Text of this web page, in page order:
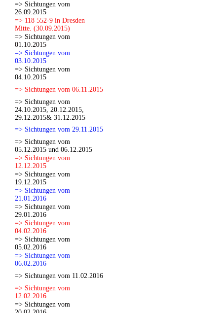
=> Sichtungen vom
26.09.2015
=> 118 552-9 in Dresden
Mitte. (30.09.2015)
=> Sichtungen vom
01.10.2015
=> Sichtungen vom
03.10.2015
=> Sichtungen vom
04.10.2015
=> Sichtungen vom 06.11.2015
=> Sichtungen vom
24.10.2015, 20.12.2015,
29.12.2015& 31.12.2015
=> Sichtungen vom 29.11.2015
=> Sichtungen vom
05.12.2015 und 06.12.2015
=> Sichtungen vom
12.12.2015
=> Sichtungen vom
19.12.2015
=> Sichtungen vom
21.01.2016
=> Sichtungen vom
29.01.2016
=> Sichtungen vom
04.02.2016
=> Sichtungen vom
05.02.2016
=> Sichtungen vom
06.02.2016
=> Sichtungen vom 11.02.2016
=> Sichtungen vom
12.02.2016
=> Sichtungen vom